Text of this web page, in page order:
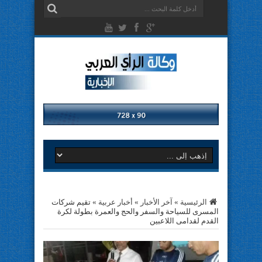
الرئيسية » آخر الأخبار » أخبار عربية » تقيم شركات
المسرى للسياحة والسفر والحج والعمرة بطولة لكرة
القدم لقدامى اللاعبين